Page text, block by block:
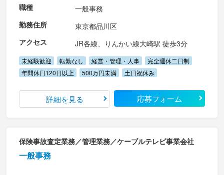
職種
一般事務
勤務住所
東京都品川区
アクセス
JR各線、りんかい線大崎駅 徒歩3分
未経験歓迎 転勤なし 経営・管理・人事
完全週休二日制
年間休日120日以上
500万円未満 土日祝休み
詳細を見る 応募フォーム
保険事故査定業務／管理業務／ケーブルテレビ事業会社
一般事務